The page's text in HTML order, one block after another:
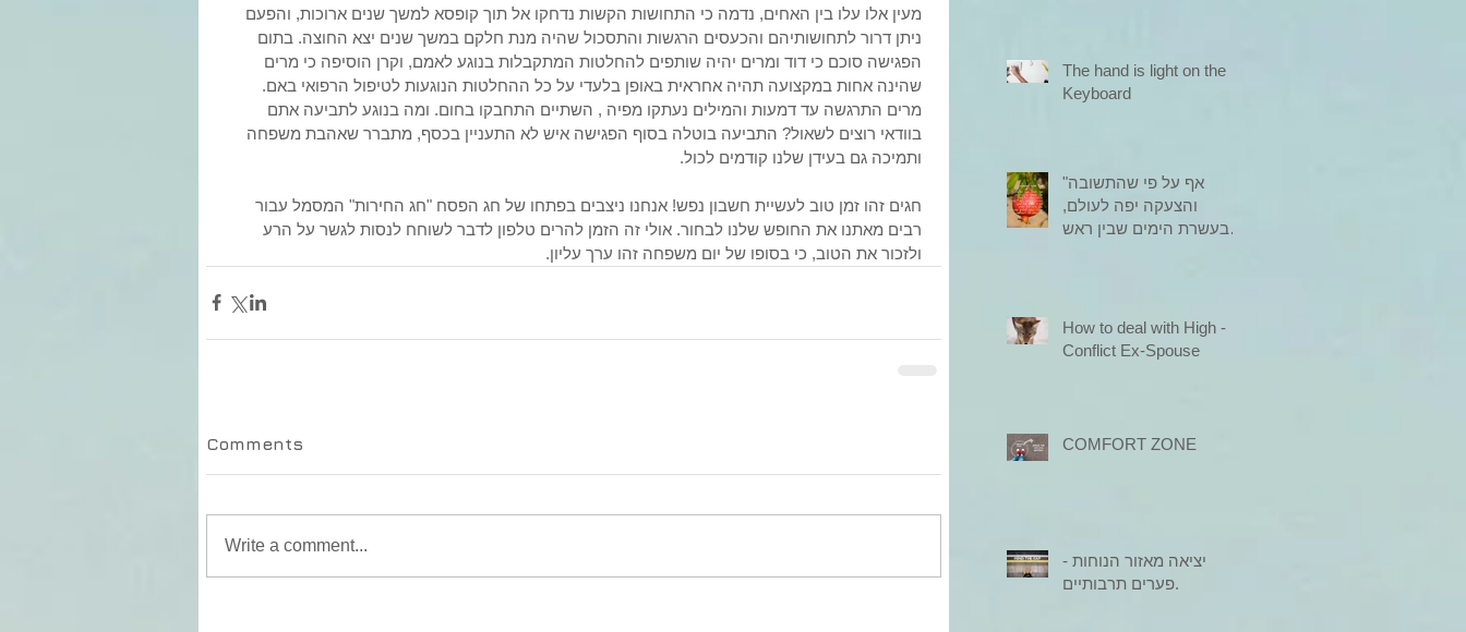
מעין אלו עלו בין האחים, נדמה כי התחושות הקשות נדחקו אל תוך קופסא למשך שנים ארוכות, והפעם
ניתן דרור לתחושותיהם והכעסים הרגשות והתסכול שהיה מנת חלקם במשך שנים יצא החוצה. בתום
הפגישה סוכם כי דוד ומרים יהיה שותפים להחלטות המתקבלות בנוגע לאמם, וקרן הוסיפה כי מרים
שהינה אחות במקצועה תהיה אחראית באופן בלעדי על כל ההחלטות הנוגעות לטיפול הרפואי באם.
מרים התרגשה עד דמעות והמילים נעתקו מפיה , השתיים התחבקו בחום. ומה בנוגע לתביעה אתם
בוודאי רוצים לשאול? התביעה בוטלה בסוף הפגישה איש לא התעניין בכסף, מתברר שאהבת משפחה
ותמיכה גם בעידן שלנו קודמים לכול.
חגים זהו זמן טוב לעשיית חשבון נפש! אנחנו ניצבים בפתחו של חג הפסח "חג החירות" המסמל עבור
רבים מאתנו את החופש שלנו לבחור. אולי זה הזמן להרים טלפון לדבר לשוחח לנסות לגשר על הרע
ולזכור את הטוב, כי בסופו של יום משפחה זהו ערך עליון.
Comments
Write a comment...
The hand is light on the
Keyboard
"אף על פי שהתשובה
והצעקה יפה לעולם,
בעשרת הימים שבין ראש
How to deal with High -
Conflict Ex-Spouse
COMFORT ZONE
יציאה מאזור הנוחות -
פערים תרבותיים.